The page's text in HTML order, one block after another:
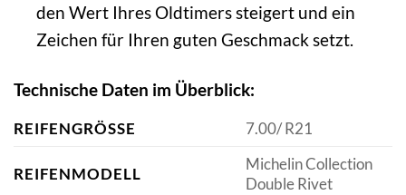
den Wert Ihres Oldtimers steigert und ein
Zeichen für Ihren guten Geschmack setzt.
Technische Daten im Überblick:
REIFENGRÖSSE 7.00/ R21
REIFENMODELL
Michelin Collection
Double Rivet